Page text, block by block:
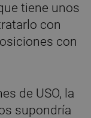
tiene unos
con
con
de USO, la
supondría